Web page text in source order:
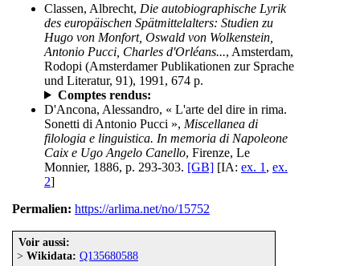
Classen, Albrecht, Die autobiographische Lyrik
des europäischen Spätmittelalters: Studien zu
Hugo von Monfort, Oswald von Wolkenstein,
Antonio Pucci, Charles d'Orléans..., Amsterdam,
Rodopi (Amsterdamer Publikationen zur Sprache
und Literatur, 91), 1991, 674 p.
Comptes rendus:
D'Ancona, Alessandro, « L'arte del dire in rima.
Sonetti di Antonio Pucci », Miscellanea di
filologia e linguistica. In memoria di Napoleone
Caix e Ugo Angelo Canello, Firenze, Le
Monnier, 1886, p. 293-303. [GB] [IA: ex. 1 , ex.
2]
Permalien: https://arlima.net/no/15752
Voir aussi:
> Wikidata: Q135680588